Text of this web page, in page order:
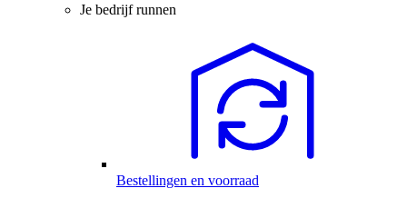
Je bedrijf runnen
Bestellingen en voorraad